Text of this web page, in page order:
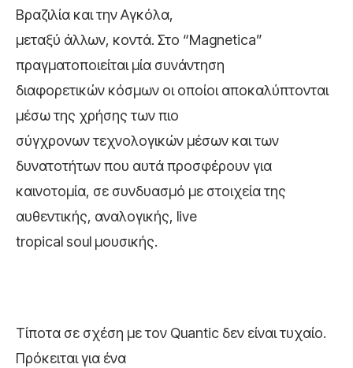
Βραζιλία και την Αγκόλα,
μεταξύ άλλων, κοντά. Στο “Magnetica”
πραγματοποιείται μία συνάντηση
διαφορετικών κόσμων οι οποίοι αποκαλύπτονται
μέσω της χρήσης των πιο
σύγχρονων τεχνολογικών μέσων και των
δυνατοτήτων που αυτά προσφέρουν για
καινοτομία, σε συνδυασμό με στοιχεία της
αυθεντικής, αναλογικής, live
tropical soul μουσικής.
Τίποτα σε σχέση με τον Quantic δεν είναι τυχαίο.
Πρόκειται για ένα